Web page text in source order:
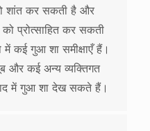
शांत कर सकती है और
प्रोत्साहित कर सकती
कई गुआ शा समीक्षाएँ हैं।
और कई अन्य व्यक्तिगत
में गुआ शा देख सकते हैं।